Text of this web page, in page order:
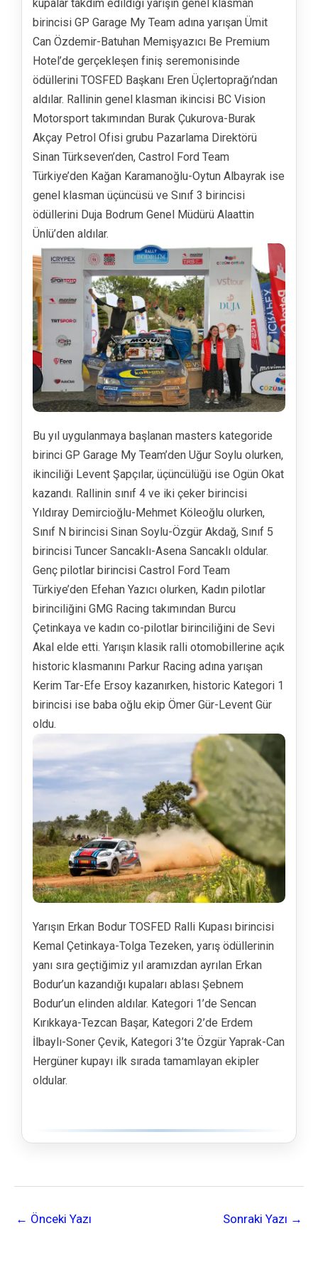
kupalar takdim edildiği yarışın genel klasman
birincisi GP Garage My Team adına yarışan Ümit
Can Özdemir-Batuhan Memişyazıcı Be Premium
Hotel’de gerçekleşen finiş seremonisinde
ödüllerini TOSFED Başkanı Eren Üçlertoprağı’ndan
aldılar. Rallinin genel klasman ikincisi BC Vision
Motorsport takımından Burak Çukurova-Burak
Akçay Petrol Ofisi grubu Pazarlama Direktörü
Sinan Türkseven’den, Castrol Ford Team
Türkiye’den Kağan Karamanoğlu-Oytun Albayrak ise
genel klasman üçüncüsü ve Sınıf 3 birincisi
ödüllerini Duja Bodrum Genel Müdürü Alaattin
Ünlü’den aldılar.
Bu yıl uygulanmaya başlanan masters kategoride
birinci GP Garage My Team’den Uğur Soylu olurken,
ikinciliği Levent Şapçılar, üçüncülüğü ise Ogün Okat
kazandı. Rallinin sınıf 4 ve iki çeker birincisi
Yıldıray Demircioğlu-Mehmet Köleoğlu olurken,
Sınıf N birincisi Sinan Soylu-Özgür Akdağ, Sınıf 5
birincisi Tuncer Sancaklı-Asena Sancaklı oldular.
Genç pilotlar birincisi Castrol Ford Team
Türkiye’den Efehan Yazıcı olurken, Kadın pilotlar
birinciliğini GMG Racing takımından Burcu
Çetinkaya ve kadın co-pilotlar birinciliğini de Sevi
Akal elde etti. Yarışın klasik ralli otomobillerine açık
historic klasmanını Parkur Racing adına yarışan
Kerim Tar-Efe Ersoy kazanırken, historic Kategori 1
birincisi ise baba oğlu ekip Ömer Gür-Levent Gür
oldu.
Yarışın Erkan Bodur TOSFED Ralli Kupası birincisi
Kemal Çetinkaya-Tolga Tezeken, yarış ödüllerinin
yanı sıra geçtiğimiz yıl aramızdan ayrılan Erkan
Bodur’un kazandığı kupaları ablası Şebnem
Bodur’un elinden aldılar. Kategori 1’de Sencan
Kırıkkaya-Tezcan Başar, Kategori 2’de Erdem
İlbaylı-Soner Çevik, Kategori 3’te Özgür Yaprak-Can
Hergüner kupayı ilk sırada tamamlayan ekipler
oldular.
← Önceki Yazı Sonraki Yazı →